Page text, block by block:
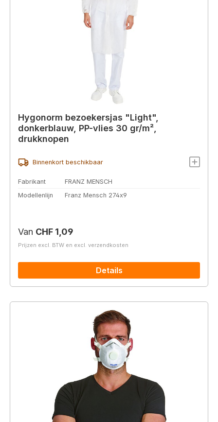
Hygonorm bezoekersjas "Light",
donkerblauw, PP-vlies 30 gr/m²,
drukknopen
Binnenkort beschikbaar
Fabrikant
FRANZ MENSCH
Modellenlijn
Franz Mensch 274x9
Normale prijs:
Van CHF 1,09
Prijzen excl. BTW en excl. verzendkosten
Details